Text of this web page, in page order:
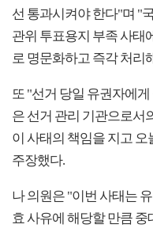
선 통과시켜야 한다"며 "
관위 투표용지 부족 사태
로 명문화하고 즉각 처리
또 "선거 당일 유권자에
은 선거 관리 기관으로서
이 사태의 책임을 지고
주장했다.
나 의원은 "이번 사태는
효 사유에 해당할 만큼